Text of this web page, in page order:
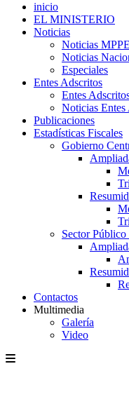
inicio
EL MINISTERIO
Noticias
Noticias
Noticias
Especiales
Entes Adscritos
Entes
Noticias Entes
Publicaciones
Estadísticas Fiscales
Gobierno
Sector
Contactos
Multimedia
Galería
Video